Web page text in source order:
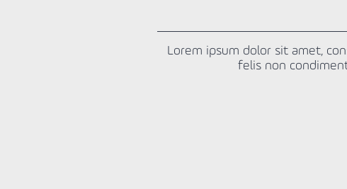
Lorem ipsum dolor sit amet,
felis non